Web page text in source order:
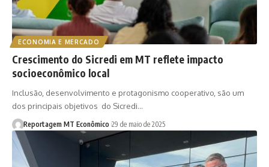
ECONOMIA E MERCADO
Crescimento do Sicredi em MT reflete impacto
socioeconômico local
Inclusão, desenvolvimento e protagonismo cooperativo, são um
dos principais objetivos do Sicredi…
Reportagem MT Econômico 29 de maio de 2025